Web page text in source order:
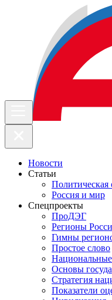
Новости
Статьи
Политическая
Россия и мир
Спецпроекты
ПроДЭГ
Регионы
Гимны
Простое слово
Основы
Стратегия
Показатели